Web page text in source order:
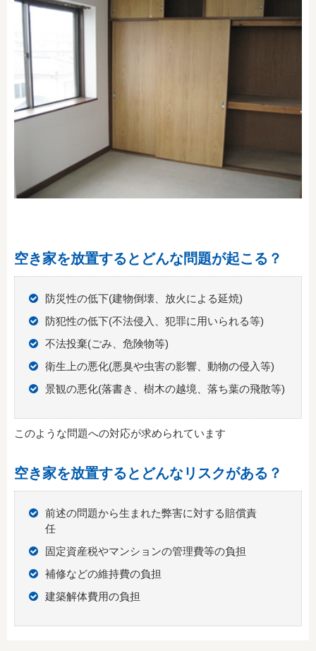
空き家を放置するとどんな問題が起こる？
防災性の低下(建物倒壊、放火による延焼)
防犯性の低下(不法侵入、犯罪に用いられる等)
不法投棄(ごみ、危険物等)
衛生上の悪化(悪臭や虫害の影響、動物の侵入等)
景観の悪化(落書き、樹木の越境、落ち葉の飛散等)
このような問題への対応が求められています
空き家を放置するとどんなリスクがある？
前述の問題から生まれた弊害に対する賠償責
任
固定資産税やマンションの管理費等の負担
補修などの維持費の負担
建築解体費用の負担